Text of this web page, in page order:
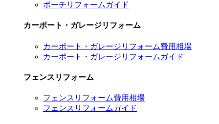
ポーチリフォームガイド
カーポート・ガレージリフォーム
カーポート・ガレージリフォーム費用相場
カーポート・ガレージリフォームガイド
フェンスリフォーム
フェンスリフォーム費用相場
フェンスリフォームガイド